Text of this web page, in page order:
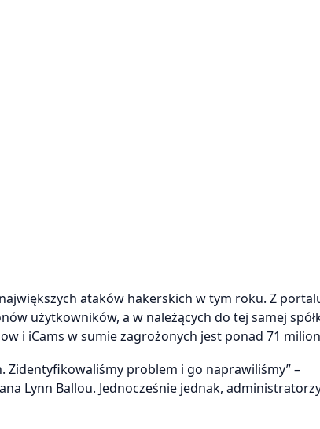
ataków hakerskich w tym roku. Z
użytkowników, a w należących do tej samej
i iCams w sumie zagrożonych jest ponad 71
Zidentyfikowaliśmy problem i go naprawiliśmy” –
Lynn Ballou. Jednocześnie jednak,